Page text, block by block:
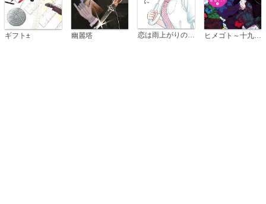
ギフト± 幽麗塔 恋は雨上がりのように